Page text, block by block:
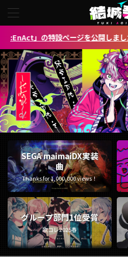
」の特設ページを公開しました。
SEGA maimaiDX実装
曲
Thanks for 1,000,000 views！
グループ部門1位受賞
歌コレ2025春